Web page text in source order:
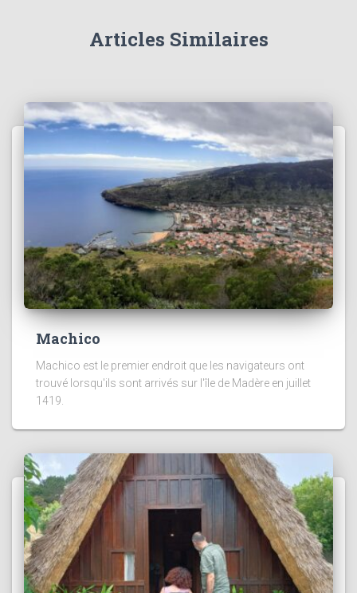
Articles Similaires
Machico
Machico est le premier endroit que les navigateurs ont
trouvé lorsqu'ils sont arrivés sur l'île de Madère en juillet
1419.